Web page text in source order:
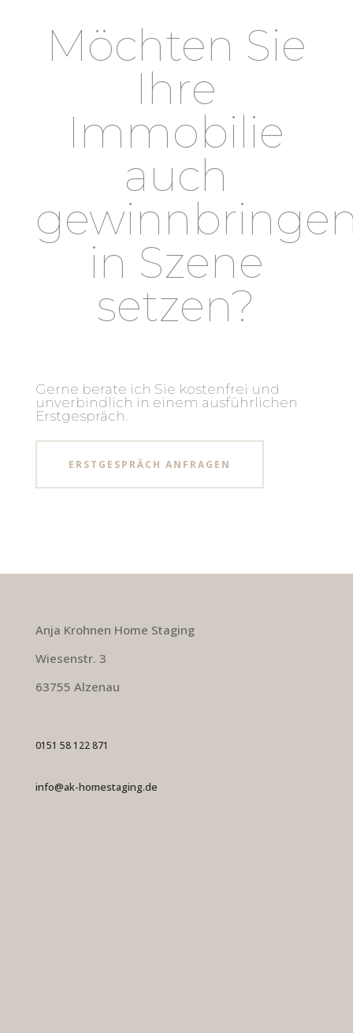
Möchten Sie
Ihre
Immobilie
auch
in Szene
setzen?
Gerne berate ich Sie kostenfrei und
unverbindlich in einem ausführlichen
Erstgespräch.
ERSTGESPRÄCH ANFRAGEN
Anja Krohnen Home Staging
Wiesenstr. 3
63755 Alzenau
0151 58 122 871
info@ak-homestaging.de